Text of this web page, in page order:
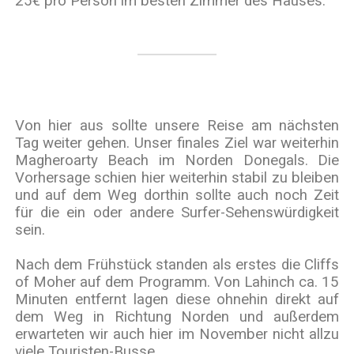
Von hier aus sollte unsere Reise am nächsten
Tag weiter gehen. Unser finales Ziel war weiterhin
Magheroarty Beach im Norden Donegals. Die
Vorhersage schien hier weiterhin stabil zu bleiben
und auf dem Weg dorthin sollte auch noch Zeit
für die ein oder andere Surfer-Sehenswürdigkeit
sein.
Nach dem Frühstück standen als erstes die Cliffs
of Moher auf dem Programm. Von Lahinch ca. 15
Minuten entfernt lagen diese ohnehin direkt auf
dem Weg in Richtung Norden und außerdem
erwarteten wir auch hier im November nicht allzu